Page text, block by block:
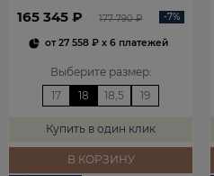
165 345 ₽ 177 790 ₽ -7%
от27 558 ₽x 6 платежей
Выберите размер:
17
18 18,5 19
Купить в один клик
В КОРЗИНУ